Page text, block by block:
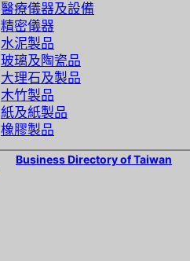
醫療儀器及設備
精密儀器
水泥製品
玻璃及陶瓷品
大理石及製品
木竹製品
紙及紙製品
橡膠製品
Business Directory of Taiwan